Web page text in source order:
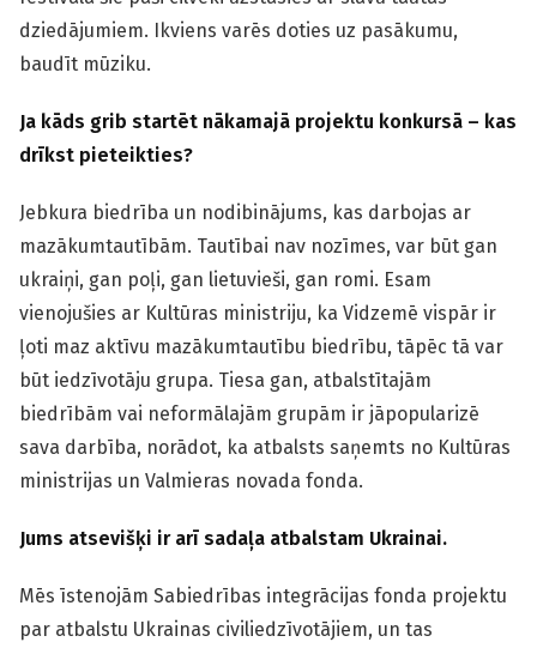
dziedājumiem. Ikviens varēs doties uz pasākumu,
baudīt mūziku.
Ja kāds grib startēt nākamajā projektu konkursā – kas
drīkst pieteikties?
Jebkura biedrība un nodibinājums, kas darbojas ar
mazākumtautībām. Tautībai nav nozīmes, var būt gan
ukraiņi, gan poļi, gan lietuvieši, gan romi. Esam
vienojušies ar Kultūras ministriju, ka Vidzemē vispār ir
ļoti maz aktīvu mazākumtautību biedrību, tāpēc tā var
būt iedzīvotāju grupa. Tiesa gan, atbalstītajām
biedrībām vai neformālajām grupām ir jāpopularizē
sava darbība, norādot, ka atbalsts saņemts no Kultūras
ministrijas un Valmieras novada fonda.
Jums atsevišķi ir arī sadaļa atbalstam Ukrainai.
Mēs īstenojām Sabiedrības integrācijas fonda projektu
par atbalstu Ukrainas civiliedzīvotājiem, un tas